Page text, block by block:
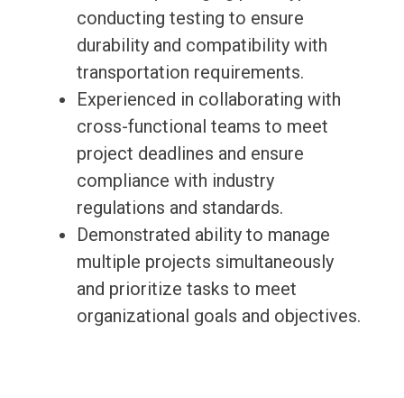
conducting testing to ensure
durability and compatibility with
transportation requirements.
Experienced in collaborating with
cross-functional teams to meet
project deadlines and ensure
compliance with industry
regulations and standards.
Demonstrated ability to manage
multiple projects simultaneously
and prioritize tasks to meet
organizational goals and objectives.